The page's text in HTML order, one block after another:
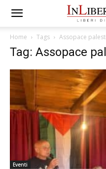
Home Tags Assopace
Tag: Assopace
Eventi